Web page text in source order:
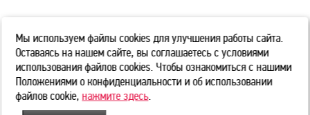
© 2015-2023 www.korea-auto.by
Республика Беларусь
г. Минск, Меньковский тракт,
МЫ В
О нас|
Мы используем файлы cookies для улучшения работы сайта.
Оставаясь на нашем сайте, вы соглашаетесь с условиями
использования файлов cookies. Чтобы ознакомиться с нашими
Положениями о конфиденциальности и об использовании
файлов cookie, нажмите здесь.